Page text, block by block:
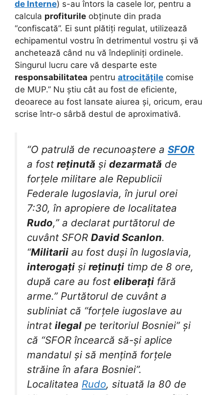
de Interne) s-au întors la casele lor, pentru a
calcula profiturile obținute din prada
“confiscată”. Ei sunt plătiți regulat, utilizează
echipamentul vostru în detrimentul vostru și vă
anchetează când nu vă îndepliniți ordinele.
Singurul lucru care vă desparte este
responsabilitatea pentru atrocitățile comise
de MUP.” Nu știu cât au fost de eficiente,
deoarece au fost lansate aiurea și, oricum, erau
scrise într-o sârbă destul de aproximativă.
“O patrulă de recunoaștere a SFOR
a fost reținută și dezarmată de
forțele militare ale Republicii
Federale Iugoslavia, în jurul orei
7:30, în apropiere de localitatea
Rudo,” a declarat purtătorul de
cuvânt SFOR David Scanlon.
“Militarii au fost duși în Iugoslavia,
interogați și reținuți timp de 8 ore,
după care au fost eliberați fără
arme.” Purtătorul de cuvânt a
subliniat că “forțele iugoslave au
intrat ilegal pe teritoriul Bosniei” și
că “SFOR încearcă să-și aplice
mandatul și să mențină forțele
străine în afara Bosniei”.
Localitatea Rudo, situată la 80 de